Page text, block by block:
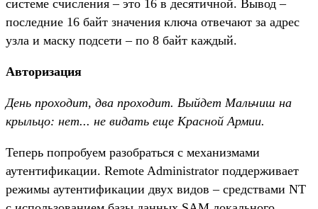
системе счисления – это 16 в десятичной. Вывод –
последние 16 байт значения ключа отвечают за адрес
узла и маску подсети – по 8 байт каждый.
Авторизация
День проходит, два проходит. Выйдет Мальчиш на
крыльцо: нет... не видать еще Красной Армии.
Теперь попробуем разобраться с механизмами
аутентификации. Remote Administrator поддерживает
режимы аутентификации двух видов – средствами NT